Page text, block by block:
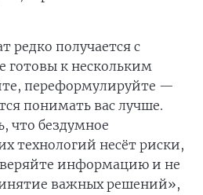
редко получается с
готовы к нескольким
переформулируйте —
понимать вас лучше.
что бездумное
технологий несёт риски,
информацию и не
важных решений»,